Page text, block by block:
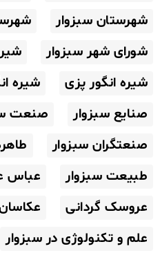
شهرستان سبزوار
شورای شهر سبزوار
شیره انگور پزی
شیره
صنایع سبزوار
صنعت
صنعتگران سبزوار
طبیعت سبزوار
عباس
عروسک گردانی
علم و تکنولوژی در سبزوار